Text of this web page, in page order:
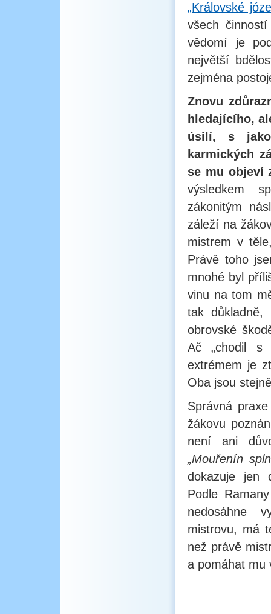
„Královské
všech
vědomí je
největší
zejména
Znovu
hledajícího,
úsilí, s
karmických
se mu objeví
výsledkem
zákonitým
záleží na
mistrem v
Právě toho
mnohé byl
vinu na tom
tak
obrovské
Ač „chodil s
extrémem je
Oba jsou
Správná
žákovu
není ani
„Mouřenín
dokazuje jen
Podle
nedosáhne
mistrovu, má
než právě
a pomáhat mu